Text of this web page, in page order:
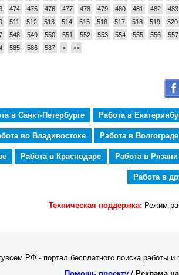
474 475 476 477 478 479 480 481 482 483
511 512 513 514 515 516 517 518 519 520
548 549 550 551 552 553 554 555 556 557
585 586 587 > >>
в Санкт-Петербурге Работа в
во Владивостоке Работа в Волгограде
Работа в Краснодаре Работа в Рязани
Работа в
Техническая поддержка: Режим
- портал бесплатного поиска работы
Помощь проекту/ Реклама